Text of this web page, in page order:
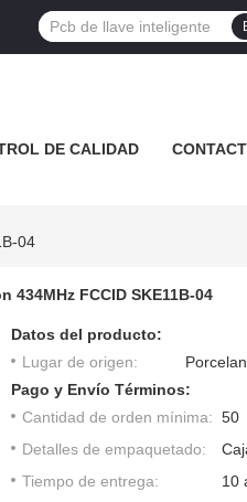
DE CALIDAD
04
FCCID SKE11B-04
Datos del producto:
Lugar de origen:
Pago y Envío Términos:
Cantidad de orden mínima: 50
Detalles de empaquetado:
Tiempo de entrega:
10